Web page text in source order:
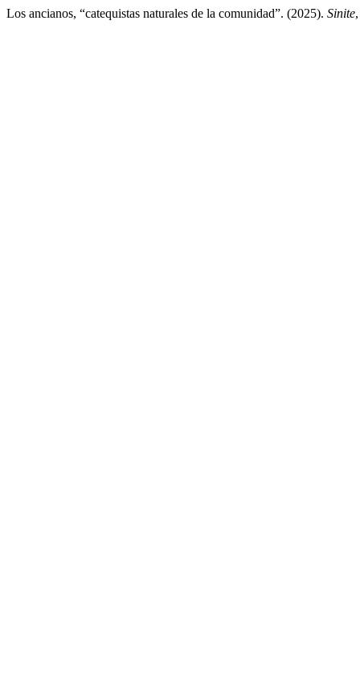
Los ancianos, “catequistas naturales de la comunidad”. (2025). Sinite